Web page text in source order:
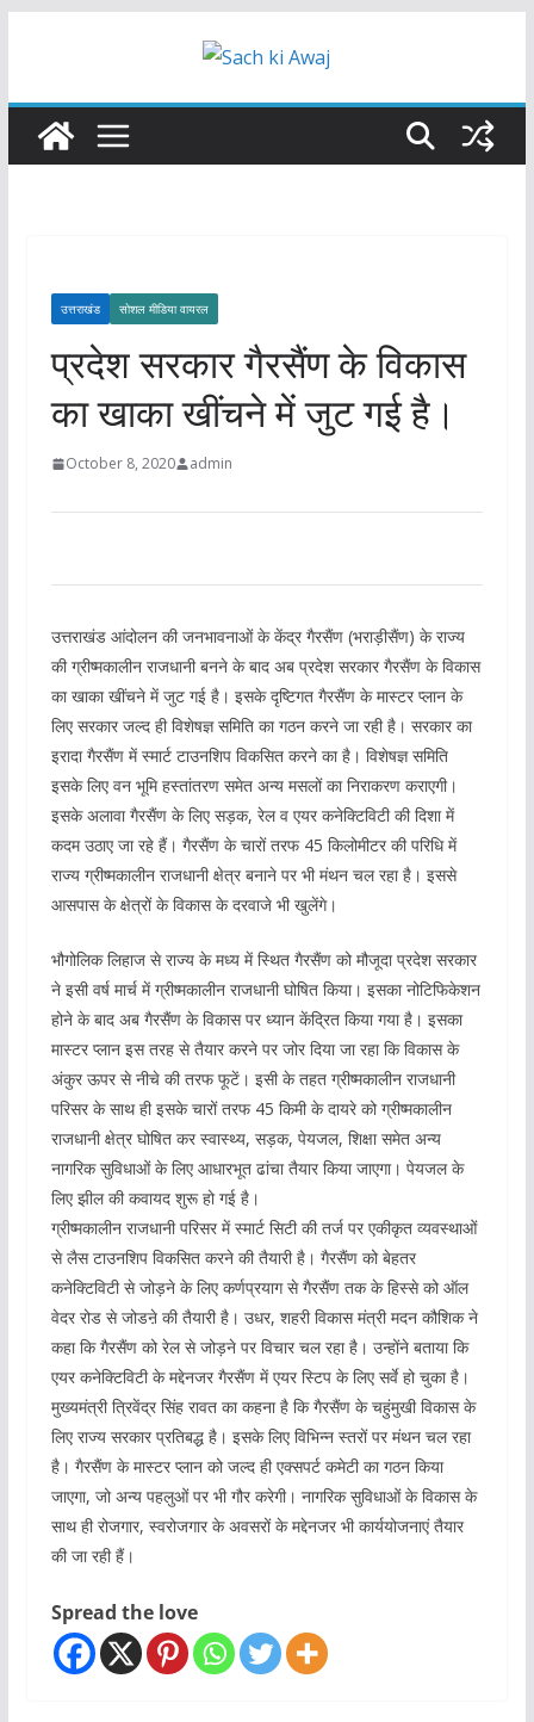
उत्तराखंड सोशल मीडिया वायरल
प्रदेश सरकार गैरसैंण के विकास
का खाका खींचने में जुट गई है।
October 8, 2020 admin
उत्तराखंड आंदोलन की जनभावनाओं के केंद्र गैरसैंण (भराड़ीसैंण) के राज्य
की ग्रीष्मकालीन राजधानी बनने के बाद अब प्रदेश सरकार गैरसैंण के विकास
का खाका खींचने में जुट गई है। इसके दृष्टिगत गैरसैंण के मास्टर प्लान के
लिए सरकार जल्द ही विशेषज्ञ समिति का गठन करने जा रही है। सरकार का
इरादा गैरसैंण में स्मार्ट टाउनशिप विकसित करने का है। विशेषज्ञ समिति
इसके लिए वन भूमि हस्तांतरण समेत अन्य मसलों का निराकरण कराएगी।
इसके अलावा गैरसैंण के लिए सड़क, रेल व एयर कनेक्टिविटी की दिशा में
कदम उठाए जा रहे हैं। गैरसैंण के चारों तरफ 45 किलोमीटर की परिधि में
राज्य ग्रीष्मकालीन राजधानी क्षेत्र बनाने पर भी मंथन चल रहा है। इससे
आसपास के क्षेत्रों के विकास के दरवाजे भी खुलेंगे।
भौगोलिक लिहाज से राज्य के मध्य में स्थित गैरसैंण को मौजूदा प्रदेश सरकार
ने इसी वर्ष मार्च में ग्रीष्मकालीन राजधानी घोषित किया। इसका नोटिफिकेशन
होने के बाद अब गैरसैंण के विकास पर ध्यान केंद्रित किया गया है। इसका
मास्टर प्लान इस तरह से तैयार करने पर जोर दिया जा रहा कि विकास के
अंकुर ऊपर से नीचे की तरफ फूटें। इसी के तहत ग्रीष्मकालीन राजधानी
परिसर के साथ ही इसके चारों तरफ 45 किमी के दायरे को ग्रीष्मकालीन
राजधानी क्षेत्र घोषित कर स्वास्थ्य, सड़क, पेयजल, शिक्षा समेत अन्य
नागरिक सुविधाओं के लिए आधारभूत ढांचा तैयार किया जाएगा। पेयजल के
लिए झील की कवायद शुरू हो गई है।
ग्रीष्मकालीन राजधानी परिसर में स्मार्ट सिटी की तर्ज पर एकीकृत व्यवस्थाओं
से लैस टाउनशिप विकसित करने की तैयारी है। गैरसैंण को बेहतर
कनेक्टिविटी से जोड़ने के लिए कर्णप्रयाग से गैरसैंण तक के हिस्से को ऑल
वेदर रोड से जोडऩे की तैयारी है। उधर, शहरी विकास मंत्री मदन कौशिक ने
कहा कि गैरसैंण को रेल से जोड़ने पर विचार चल रहा है। उन्होंने बताया कि
एयर कनेक्टिविटी के मद्देनजर गैरसैंण में एयर स्टिप के लिए सर्वे हो चुका है।
मुख्यमंत्री त्रिवेंद्र सिंह रावत का कहना है कि गैरसैंण के चहुंमुखी विकास के
लिए राज्य सरकार प्रतिबद्ध है। इसके लिए विभिन्न स्तरों पर मंथन चल रहा
है। गैरसैंण के मास्टर प्लान को जल्द ही एक्सपर्ट कमेटी का गठन किया
जाएगा, जो अन्य पहलुओं पर भी गौर करेगी। नागरिक सुविधाओं के विकास के
साथ ही रोजगार, स्वरोजगार के अवसरों के मद्देनजर भी कार्ययोजनाएं तैयार
की जा रही हैं।
Spread the love